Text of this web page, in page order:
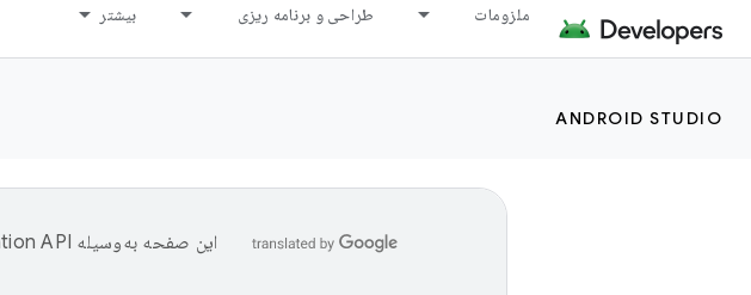
ملزومات طراحی و برنامه ریزی بیشتر
ANDROID STUDIO
این صفحه به‌وسیله